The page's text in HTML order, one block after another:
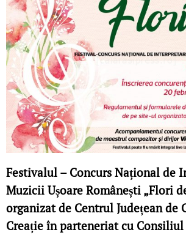
Festivalul – Concurs Național de
Muzicii Ușoare Românești „Flori
organizat de Centrul Județean de
Creație în parteneriat cu Consiliul